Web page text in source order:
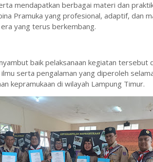
mendapatkan berbagai materi dan
Pramuka yang profesional, adaptif, dan
yang terus berkembang.
baik pelaksanaan kegiatan tersebut
serta pengalaman yang diperoleh
kepramukaan di wilayah Lampung Timur.